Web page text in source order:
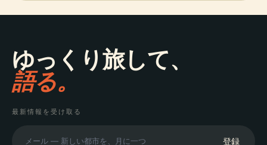
ゆっくり旅して、
語る。
最新情報を受け取る
登録